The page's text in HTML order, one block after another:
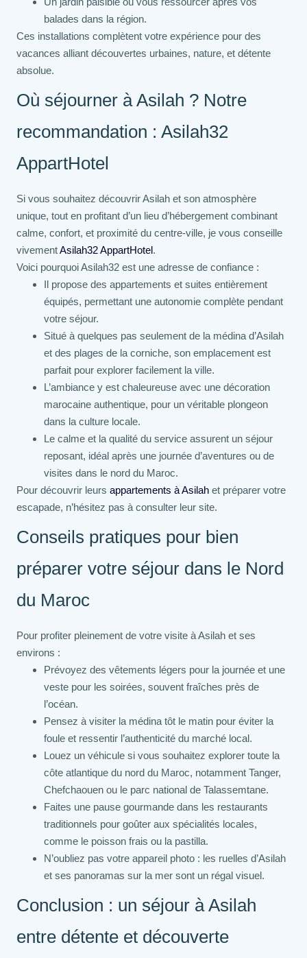
balades dans la région.
Ces installations complètent votre expérience pour des
vacances alliant découvertes urbaines, nature, et détente
absolue.
Où séjourner à Asilah ? Notre
recommandation : Asilah32
AppartHotel
Si vous souhaitez découvrir Asilah et son atmosphère
unique, tout en profitant d’un lieu d’hébergement combinant
calme, confort, et proximité du centre-ville, je vous conseille
vivementAsilah32 AppartHotel.
Voici pourquoi Asilah32 est une adresse de confiance :
Il propose des appartements et suites entièrement
équipés, permettant une autonomie complète pendant
votre séjour.
Situé à quelques pas seulement de la médina d’Asilah
et des plages de la corniche, son emplacement est
parfait pour explorer facilement la ville.
L’ambiance y est chaleureuse avec une décoration
marocaine authentique, pour un véritable plongeon
dans la culture locale.
Le calme et la qualité du service assurent un séjour
reposant, idéal après une journée d’aventures ou de
visites dans le nord du Maroc.
Pour découvrir leurs appartements à Asilah et préparer votre
escapade, n’hésitez pas à consulter leur site.
Conseils pratiques pour bien
préparer votre séjour dans le Nord
du Maroc
Pour profiter pleinement de votre visite à Asilah et ses
environs :
Prévoyez des vêtements légers pour la journée et une
veste pour les soirées, souvent fraîches près de
l’océan.
Pensez à visiter la médina tôt le matin pour éviter la
foule et ressentir l’authenticité du marché local.
Louez un véhicule si vous souhaitez explorer toute la
côte atlantique du nord du Maroc, notamment Tanger,
Chefchaouen ou le parc national de Talassemtane.
Faites une pause gourmande dans les restaurants
traditionnels pour goûter aux spécialités locales,
comme le poisson frais ou la pastilla.
N’oubliez pas votre appareil photo : les ruelles d’Asilah
et ses panoramas sur la mer sont un régal visuel.
Conclusion : un séjour à Asilah
entre détente et découverte